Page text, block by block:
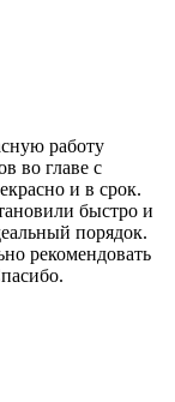
работу
во главе с
и в срок.
быстро и
порядок.
рекомендовать